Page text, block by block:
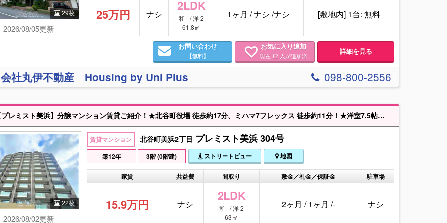
29枚
2026/08/05更新
25万円 ナシ
2LDK
和 - / 洋 2
61.8㎡
1ヶ月 /ナシ /ナシ [敷地内] 1台: 無料
お問い合わせ
【無料】
お気に入り追加
現在 12 人が追加済 詳細を見る
社丸伊不動産 Housing by Uni Plus 098-800-2556
レミスト美浜】分譲マンション賃貸ご紹介！★北谷町役場 徒歩約17分、ミハマ7フレックス 徒歩約11分！★洋室7.5帖にウォークインクローゼット付き♪
22枚
2026/08/02更新
賃貸マンション 北谷町美浜2丁目 プレミスト美浜 304号
築12年 3階 (0階建) ストリートビュー 地図
家賃 共益費 間取り 敷金／礼金／保証金 駐車場
15.9万円 ナシ
2LDK
和 - / 洋 2
63㎡
2ヶ月 / 1ヶ月 /- ナシ